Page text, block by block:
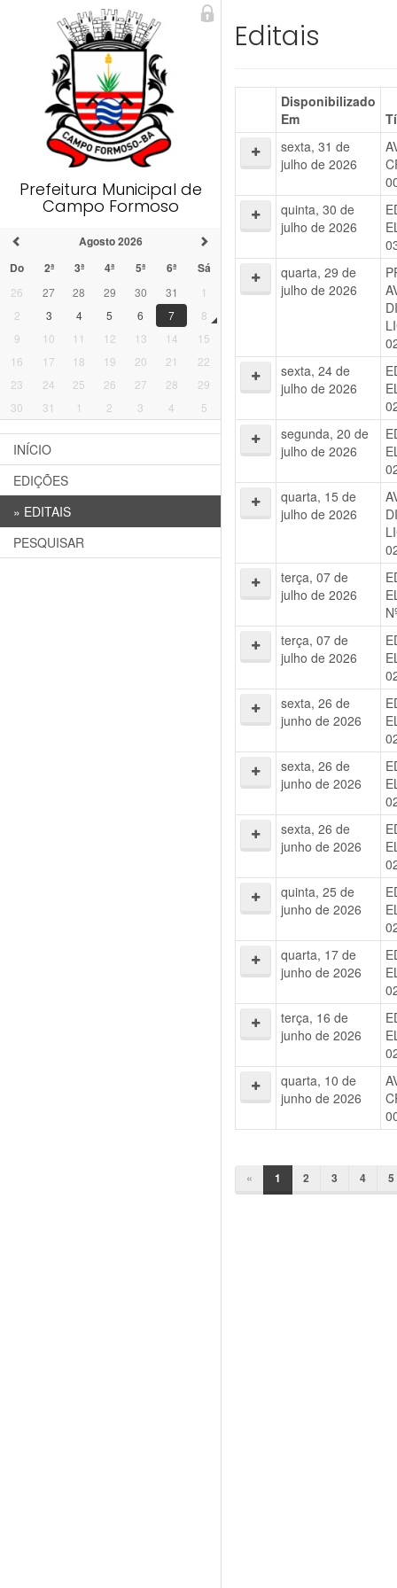
Prefeitura Municipal de
Campo Formoso
Agosto 2026
Do
2ª 3ª 4ª 5ª 6ª Sá
26 27 28 29 30 31
1
2
3 4 5 6 7
8
9
10 11 12 13 14
15
16
17 18 19 20 21
22
23
24 25 26 27 28
29
30
31 1 2 3 4 5
INÍCIO
EDIÇÕES
» EDITAIS
PESQUISAR
Editais
Disponibilizado
Em
sexta, 31 de
julho de 2026
quinta, 30 de
julho de 2026
quarta, 29 de
julho de 2026
sexta, 24 de
julho de 2026
segunda, 20 de
julho de 2026
quarta, 15 de
julho de 2026
terça, 07 de
julho de 2026
terça, 07 de
julho de 2026
sexta, 26 de
junho de 2026
sexta, 26 de
junho de 2026
sexta, 26 de
junho de 2026
quinta, 25 de
junho de 2026
quarta, 17 de
junho de 2026
terça, 16 de
junho de 2026
quarta, 10 de
junho de 2026
« 1 2 3 4 5